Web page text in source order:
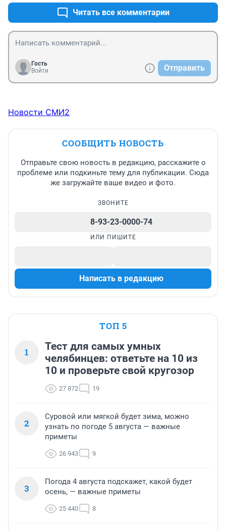
Читать все комментарии
Гость
Войти
Отправить
Новости СМИ2
СООБЩИТЬ НОВОСТЬ
Отправьте свою новость в редакцию, расскажите о
проблеме или подкиньте тему для публикации. Сюда
же загружайте ваше видео и фото.
ЗВОНИТЕ
8-93-23-0000-74
ИЛИ ПИШИТЕ
Написать в редакцию
ТОП 5
1
Тест для самых умных
челябинцев: ответьте на 10 из
10 и проверьте свой кругозор
27 872 19
2
Суровой или мягкой будет зима, можно
узнать по погоде 5 августа — важные
приметы
26 943 9
3
Погода 4 августа подскажет, какой будет
осень, — важные приметы
25 440 8